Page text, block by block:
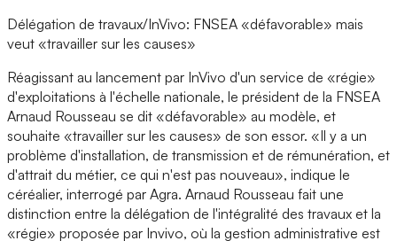
Délégation de travaux/InVivo: FNSEA «défavorable» mais
veut «travailler sur les causes»
Réagissant au lancement par InVivo d'un service de «régie»
d'exploitations à l'échelle nationale, le président de la FNSEA
Arnaud Rousseau se dit «défavorable» au modèle, et
souhaite «travailler sur les causes» de son essor. «Il y a un
problème d'installation, de transmission et de rémunération, et
d'attrait du métier, ce qui n'est pas nouveau», indique le
céréalier, interrogé par Agra. Arnaud Rousseau fait une
distinction entre la délégation de l'intégralité des travaux et la
«régie» proposée par Invivo, où la gestion administrative est